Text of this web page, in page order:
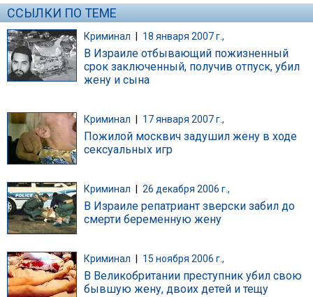
ССЫЛКИ ПО ТЕМЕ
Криминал | 18 января 2007 г.,
В Израиле отбывающий пожизненный
срок заключенный, получив отпуск, убил
жену и сына
Криминал 17 января 2007 г.,
Пожилой москвич задушил жену в ходе
сексуальных игр
Криминал 26 декабря 2006 г.,
В Израиле репатриант зверски забил до
смерти беременную жену
Криминал 15 ноября 2006 г.,
В Великобритании преступник убил свою
бывшую жену, двоих детей и тещу